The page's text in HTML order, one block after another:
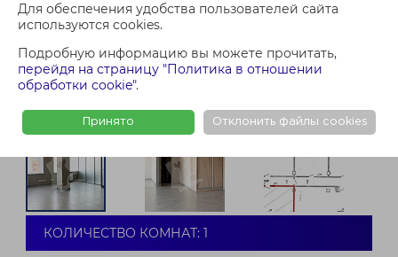
Для обеспечения удобства пользователей сайта
используются cookies.
Подробную информацию вы можете прочитать,
перейдя на страницу "Политика в отношении
обработки cookie".
Принято Отклонить файлы cookies
КОЛИЧЕСТВО КОМНАТ: 1